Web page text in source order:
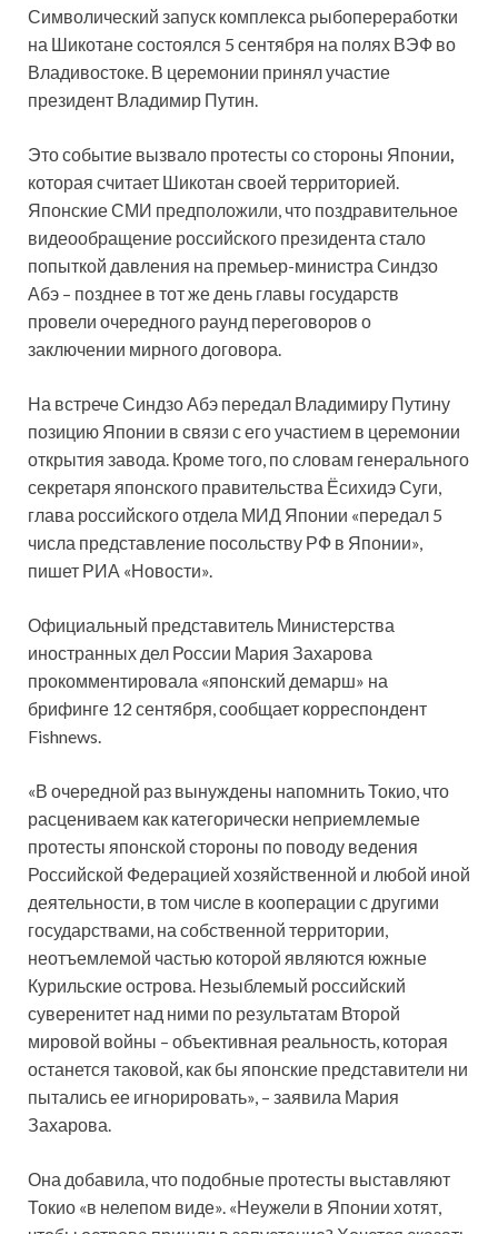
Символический запуск комплекса рыбопереработки
на Шикотане состоялся 5 сентября на полях ВЭФ во
Владивостоке. В церемонии принял участие
президент Владимир Путин.
Это событие вызвало протесты со стороны Японии,
которая считает Шикотан своей территорией.
Японские СМИ предположили, что поздравительное
видеообращение российского президента стало
попыткой давления на премьер-министра Синдзо
Абэ – позднее в тот же день главы государств
провели очередного раунд переговоров о
заключении мирного договора.
На встрече Синдзо Абэ передал Владимиру Путину
позицию Японии в связи с его участием в церемонии
открытия завода. Кроме того, по словам генерального
секретаря японского правительства Ёсихидэ Суги,
глава российского отдела МИД Японии «передал 5
числа представление посольству РФ в Японии»,
пишет РИА «Новости».
Официальный представитель Министерства
иностранных дел России Мария Захарова
прокомментировала «японский демарш» на
брифинге 12 сентября, сообщает корреспондент
Fishnews.
«В очередной раз вынуждены напомнить Токио, что
расцениваем как категорически неприемлемые
протесты японской стороны по поводу ведения
Российской Федерацией хозяйственной и любой иной
деятельности, в том числе в кооперации с другими
государствами, на собственной территории,
неотъемлемой частью которой являются южные
Курильские острова. Незыблемый российский
суверенитет над ними по результатам Второй
мировой войны – объективная реальность, которая
останется таковой, как бы японские представители ни
пытались ее игнорировать», – заявила Мария
Захарова.
Она добавила, что подобные протесты выставляют
Токио «в нелепом виде». «Неужели в Японии хотят,